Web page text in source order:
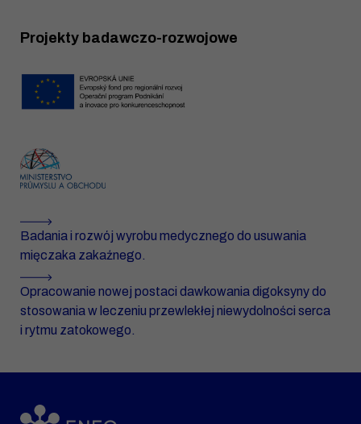
Projekty badawczo-rozwojowe
Badania i rozwój wyrobu medycznego do usuwania
mięczaka zakaźnego.
Opracowanie nowej postaci dawkowania digoksyny do
stosowania w leczeniu przewlekłej niewydolności serca
i rytmu zatokowego.